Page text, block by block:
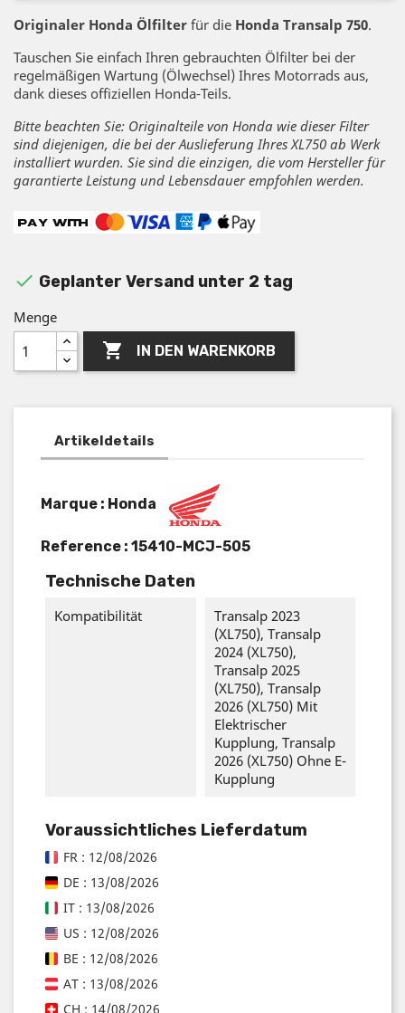
Originaler Honda Ölfilter für die Honda Transalp 750.
Tauschen Sie einfach Ihren gebrauchten Ölfilter bei der
regelmäßigen Wartung (Ölwechsel) Ihres Motorrads aus,
dank dieses offiziellen Honda-Teils.
Bitte beachten Sie: Originalteile von Honda wie dieser Filter
sind diejenigen, die bei der Auslieferung Ihres XL750 ab Werk
installiert wurden. Sie sind die einzigen, die vom Hersteller für
garantierte Leistung und Lebensdauer empfohlen werden.
 Geplanter Versand unter 2 tag
Menge
 IN DEN WARENKORB
Artikeldetails
Marque : Honda
Reference : 15410-MCJ-505
Technische Daten
Kompatibilität
Transalp 2023
(XL750), Transalp
2024 (XL750),
Transalp 2025
(XL750), Transalp
2026 (XL750) Mit
Elektrischer
Kupplung, Transalp
2026 (XL750) Ohne E-
Kupplung
Voraussichtliches Lieferdatum
FR : 12/08/2026
DE : 13/08/2026
IT : 13/08/2026
US : 12/08/2026
BE : 12/08/2026
AT : 13/08/2026
CH : 14/08/2026